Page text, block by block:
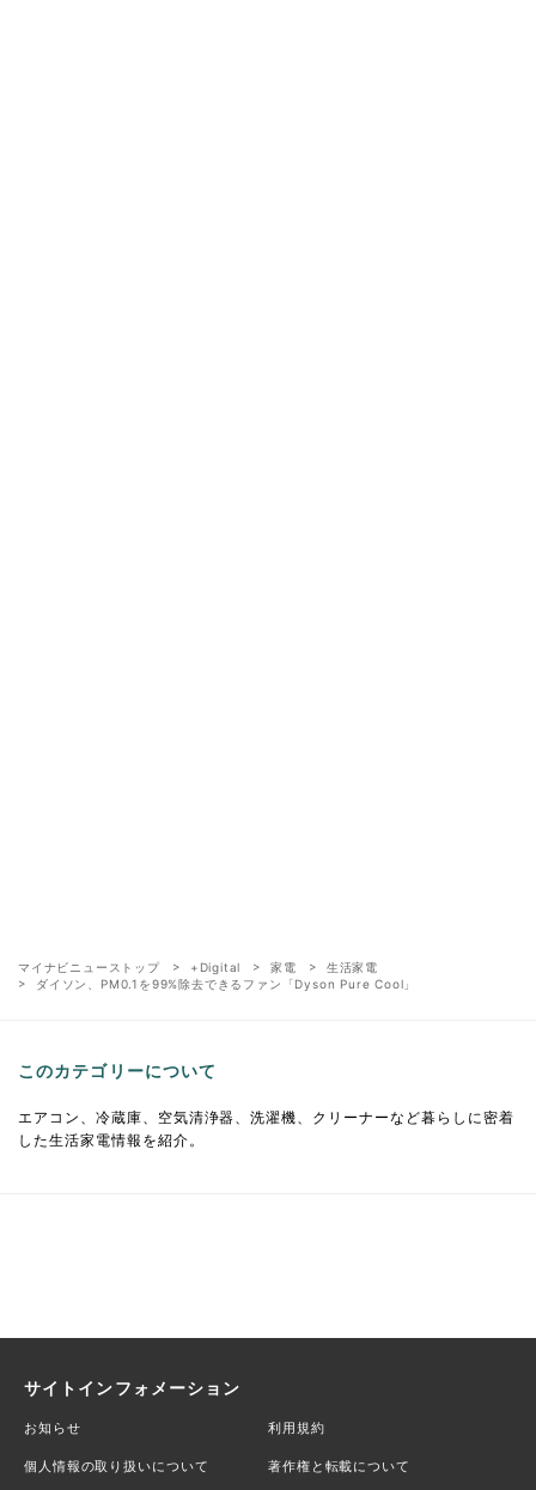
マイナビニューストップ +Digital 家電
生活家電
ダイソン、PM0.1を99%除去できるファン「Dyson Pure Cool」
このカテゴリーについて
エアコン、冷蔵庫、空気清浄器、洗濯機、クリーナーなど暮らしに密着
した生活家電情報を紹介。
サイトインフォメーション
お知らせ 利用規約
個人情報の取り扱いについて 著作権と転載について